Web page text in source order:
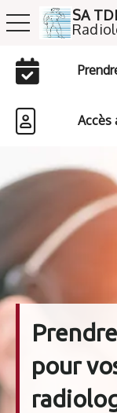
SA
toggle navigation
Accès
pour